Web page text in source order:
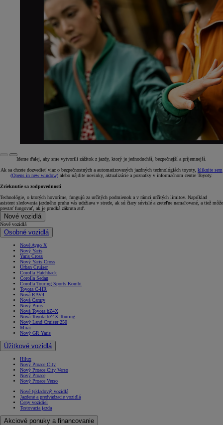
Ideme ďalej, aby sme vytvorili zážitok z jazdy, ktorý je jednoduchší, bezpečnejší a príjemnejší.
Ak sa chcete dozvedieť viac o bezpečnostných a automatizovaných jazdných technológiách toyoty, kliknite sem
(Opens in new window) alebo nájdite novinky, aktualizácie a poznatky v informačnom centre Toyoty.
Zrieknutie sa zodpovednosti
Technológie, o ktorých hovoríme, fungujú za určitých podmienok a v rámci určitých limitov. Napríklad
asistent sledovania jazdného pruhu vás udržiava v strede, ak sú čiary súvislé a zreteľne namaľované, a tiež môže
prestať fungovať, ak je prudká zákruta atď.
Nové vozidlá
Nové vozidlá
Osobné vozidlá
Nové Aygo X
Nový Yaris
Yaris Cross
Nový Yaris Cross
Urban Cruiser
Corolla Hatchback
Corolla Sedan
Corolla Touring Sports Kombi
Toyota C-HR
Nová RAV4
Nová Camry
Nový Prius
Nová Toyota bZ4X
Nová Toyota bZ4X Touring
Nový Land Cruiser 250
Mirai
Nový GR Yaris
Úžitkové vozidlá
Hilux
Nový Proace City
Nový Proace City Verso
Nový Proace
Nový Proace Verso
Nové (skladové) vozidlá
Jazdené a predvádzacie vozidlá
Ceny vozidiel
Testovacia jazda
Akciové ponuky a financovanie